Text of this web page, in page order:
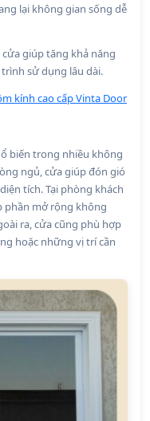
lại không gian sống dễ
giúp tăng khả năng
sử dụng lâu dài.
kính cao cấp Vinta Door
biến trong nhiều không
ngủ, cửa giúp đón gió
tích. Tại phòng khách
phần mở rộng không
ra, cửa cũng phù hợp
hoặc những vị trí cần